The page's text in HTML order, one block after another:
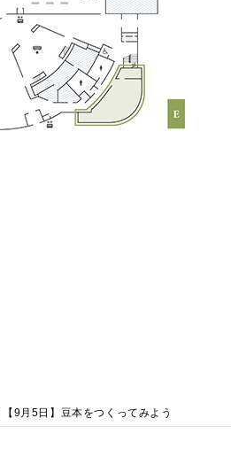
【9月5日】豆本をつくってみよう